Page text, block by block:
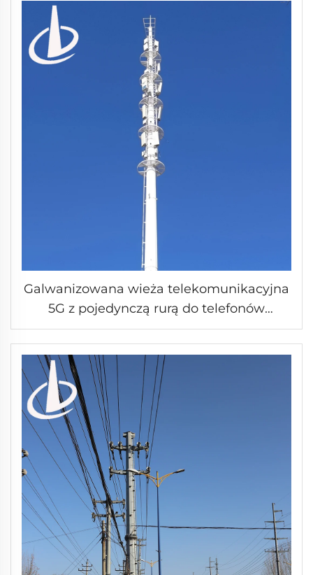
Galwanizowana wieża telekomunikacyjna
5G z pojedynczą rurą do telefonów
komórkowych i Wifi